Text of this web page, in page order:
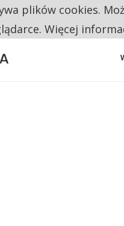
Z EMERYTURY
plików cookies.
Więcej